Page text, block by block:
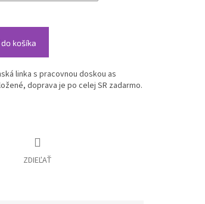
košíka
linka s pracovnou doskou as
doprava je po celej SR zadarmo.
ZDIEĽAŤ